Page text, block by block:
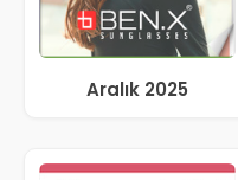
Aralık 2025